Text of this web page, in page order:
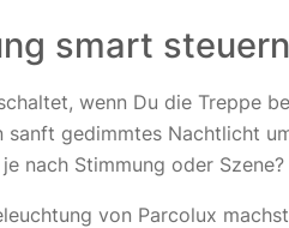
smart
wenn Du die Treppe
sanft gedimmtes Nachtlicht
nach Stimmung oder Szene?
von Parcolux